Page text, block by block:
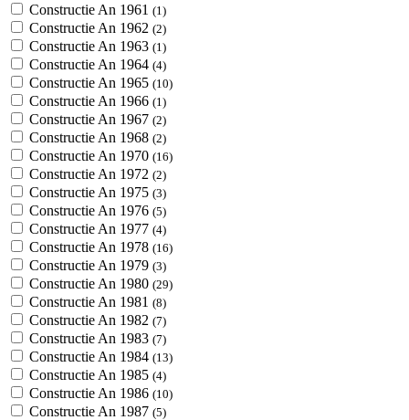
Constructie An 1961 (1)
Constructie An 1962 (2)
Constructie An 1963 (1)
Constructie An 1964 (4)
Constructie An 1965 (10)
Constructie An 1966 (1)
Constructie An 1967 (2)
Constructie An 1968 (2)
Constructie An 1970 (16)
Constructie An 1972 (2)
Constructie An 1975 (3)
Constructie An 1976 (5)
Constructie An 1977 (4)
Constructie An 1978 (16)
Constructie An 1979 (3)
Constructie An 1980 (29)
Constructie An 1981 (8)
Constructie An 1982 (7)
Constructie An 1983 (7)
Constructie An 1984 (13)
Constructie An 1985 (4)
Constructie An 1986 (10)
Constructie An 1987 (5)